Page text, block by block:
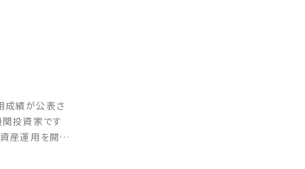
成績が公表さ
投資家です
産運用を開始